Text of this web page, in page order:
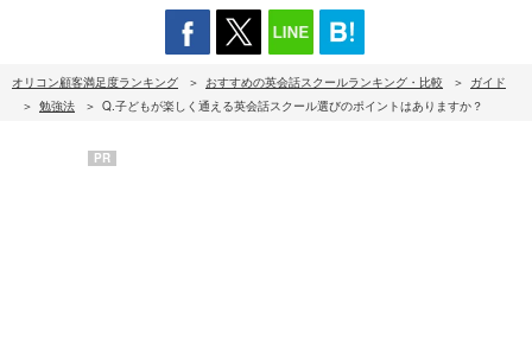
オリコン顧客満足度ランキング おすすめの英会話スクールランキング・比較
ガイド
勉強法
Q.子どもが楽しく通える英会話スクール選びのポイントはありますか？
PR